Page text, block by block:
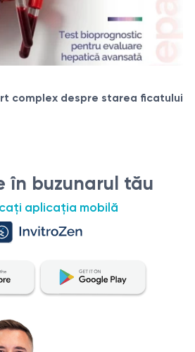
complex despre starea ficatului
în buzunarul tău
aplicația mobilă